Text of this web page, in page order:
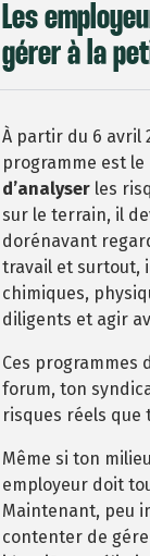
Les
gérer à la
À partir du 6 avril
programme est le
d’analyser les
sur le terrain, il
dorénavant
travail et surtout,
chimiques,
diligents et agir
Ces programmes
forum, ton
risques réels
Même si ton
employeur doit
Maintenant, peu
contenter de